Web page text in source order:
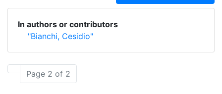
In authors or contributors
"Bianchi, Cesidio"
Page 2 of 2